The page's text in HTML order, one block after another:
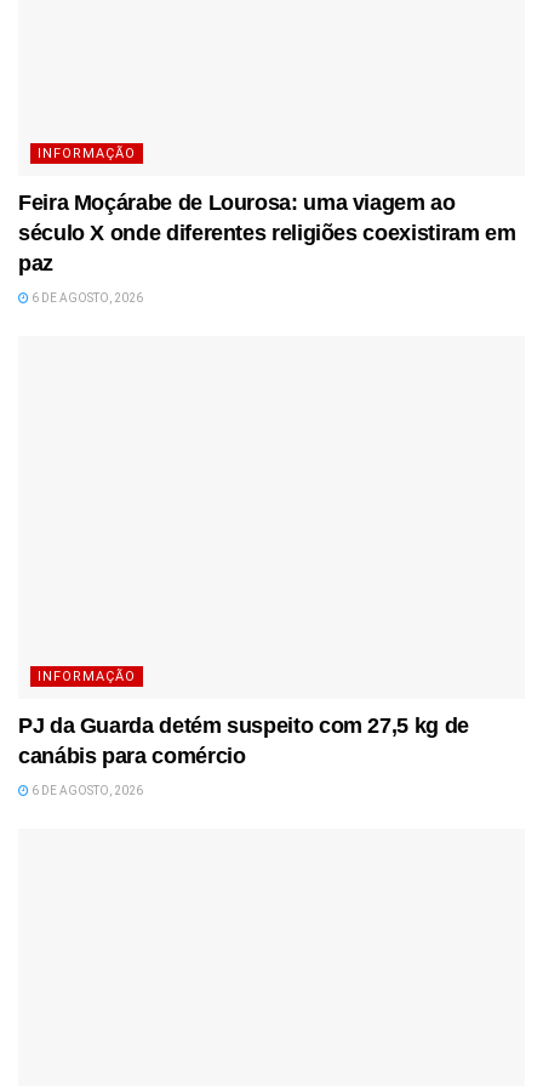
INFORMAÇÃO
Feira Moçárabe de Lourosa: uma viagem ao
século X onde diferentes religiões coexistiram em
paz
6 DE AGOSTO, 2026
INFORMAÇÃO
PJ da Guarda detém suspeito com 27,5 kg de
canábis para comércio
6 DE AGOSTO, 2026